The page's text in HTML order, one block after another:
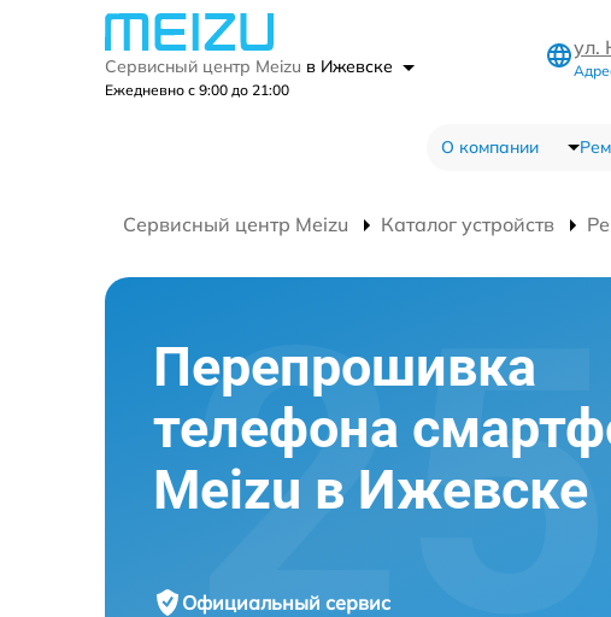
Сервисный центр Meizu в Ижевске
Ежедневно с 9:00 до 21:00
ул.
О компании
Сервисный центр Meizu Каталог устройств
Перепрошивка
телефона
Meizu в Ижевске
Официальный сервис